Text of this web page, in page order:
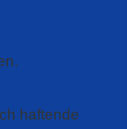
haftende